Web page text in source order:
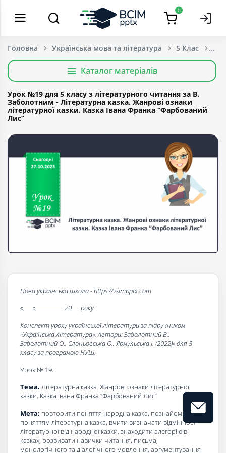
0
Головна Українська мова та література 5 Клас
Каталог матеріалів
Урок №19 для 5 класу з літературного читання за В.
Заболотним - Літературна казка. Жанрові ознаки
літературної казки. Казка Івана Франка “Фарбований
Лис”
Нова українська школа - https://vsimpptx.com
«____»___________ 20___ року
Конспект уроку української літератури за підручником
«Українська література». Автори: Заболотний В.,
Заболотний О., Слоньовська О., Ярмульська І. (2022)» для 5
класу за програмою НУШ.
Урок № 19.
Тема. Літературна казка. Жанрові ознаки літературної
казки. Казка Івана Франка “Фарбований Лис”
Мета: повторити поняття народна казка, познайомити з
поняттям літературна казка, вчити визначати відмінності
літературної від народної казки, знаходити алегорію в
казках; розвивати навички читання, письма,
монологічного та діалогічного мовлення, аргументування